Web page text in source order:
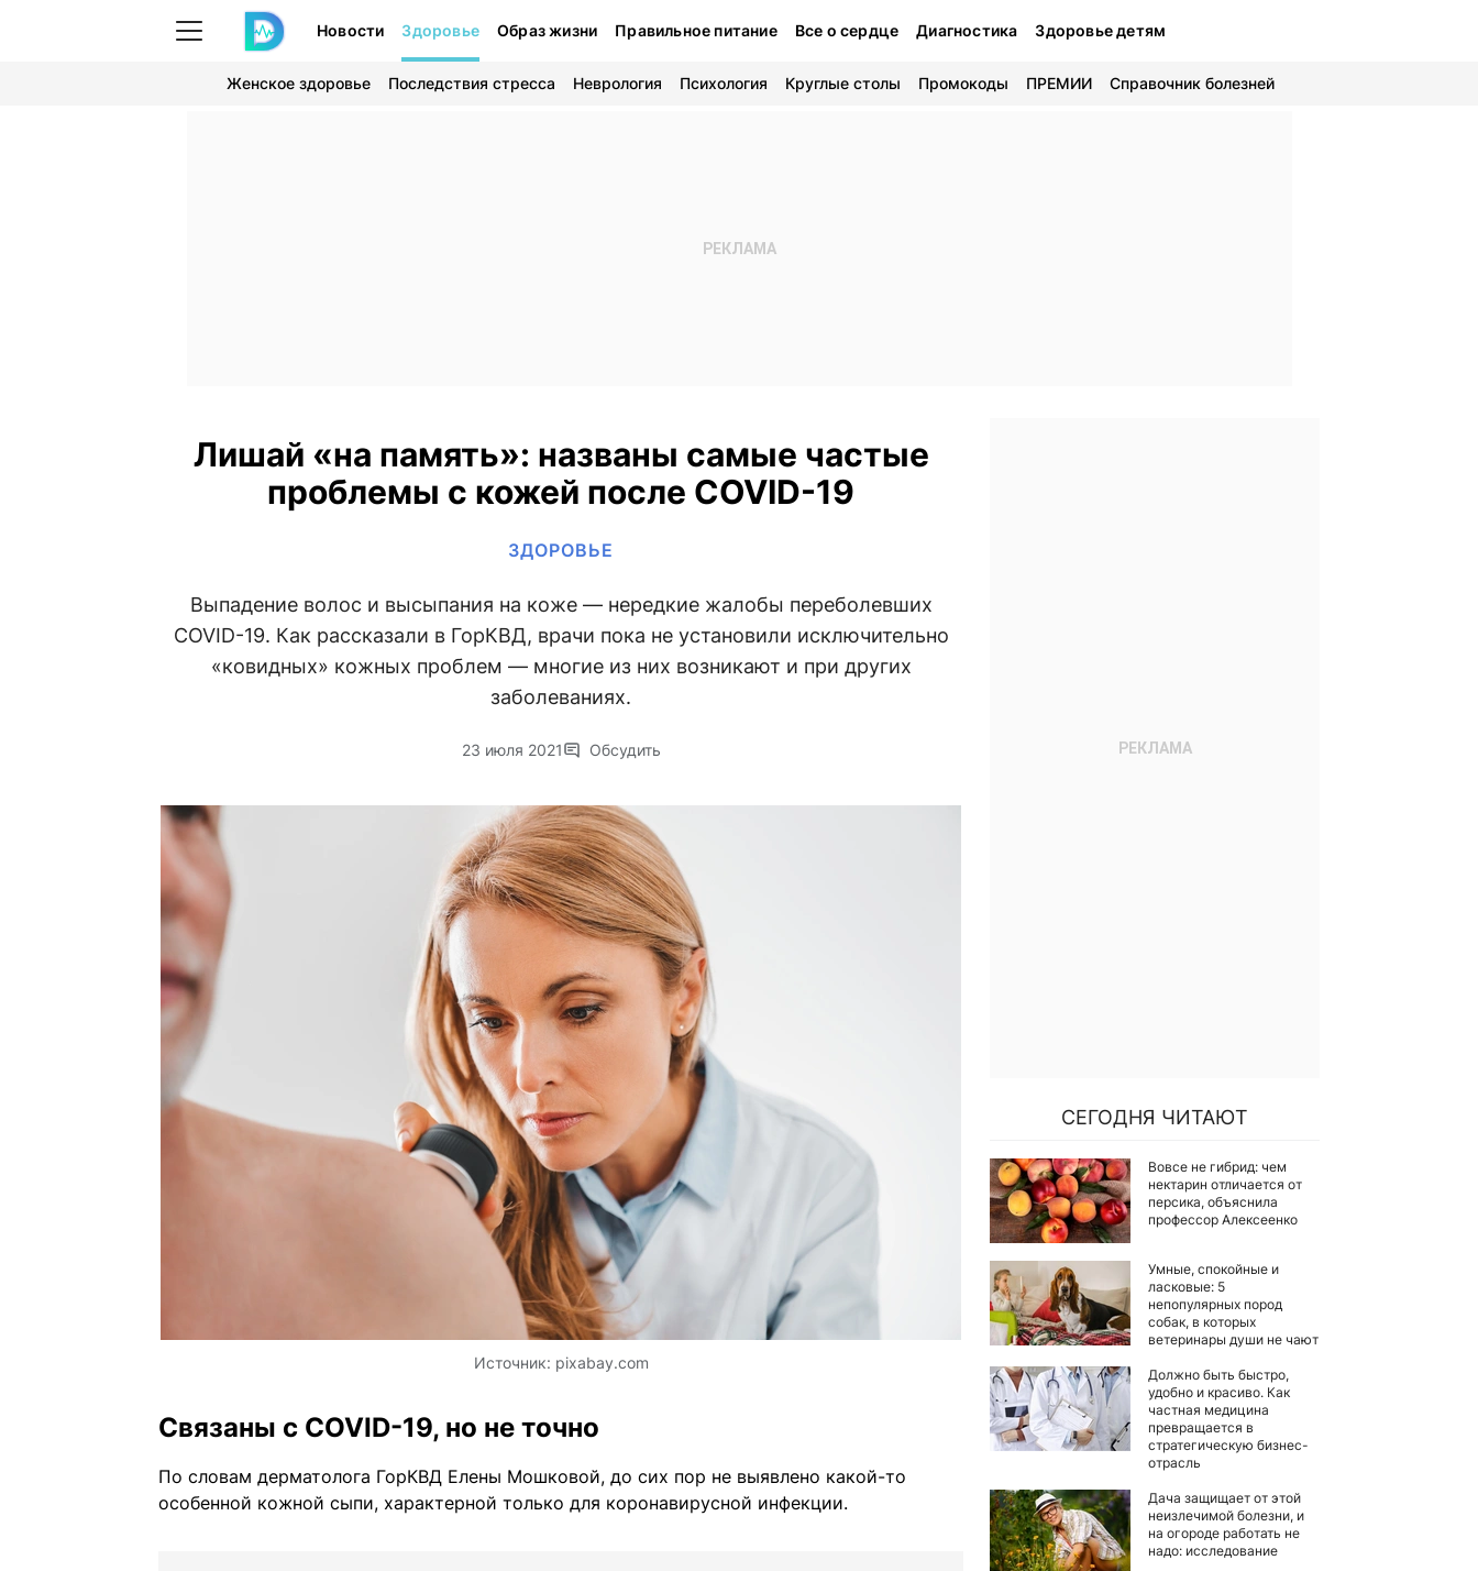
Новости Здоровье Образ жизни Правильное питание Все о сердце Диагностика Здоровье детям
Женское здоровье Последствия стресса Неврология Психология Круглые столы Промокоды ПРЕМИИ Справочник болезней
Лишай «на память»: названы самые частые
проблемы с кожей после COVID-19
ЗДОРОВЬЕ
Выпадение волос и высыпания на коже — нередкие жалобы переболевших
COVID-19. Как рассказали в ГорКВД, врачи пока не установили исключительно
«ковидных» кожных проблем — многие из них возникают и при других
заболеваниях.
23 июля 2021 Обсудить
Источник: pixabay.com
Связаны с COVID-19, но не точно
По словам дерматолога ГорКВД Елены Мошковой, до сих пор не выявлено какой-то
особенной кожной сыпи, характерной только для коронавирусной инфекции.
СЕГОДНЯ ЧИТАЮТ
Вовсе не гибрид: чем
нектарин отличается от
персика, объяснила
профессор Алексеенко
Умные, спокойные и
ласковые: 5
непопулярных пород
собак, в которых
ветеринары души не чают
Должно быть быстро,
удобно и красиво. Как
частная медицина
превращается в
стратегическую бизнес-
отрасль
Дача защищает от этой
неизлечимой болезни, и
на огороде работать не
надо: исследование